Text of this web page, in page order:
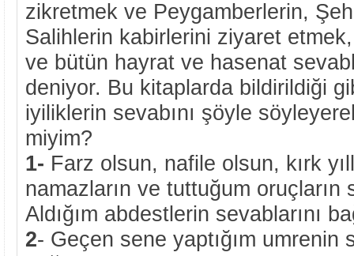
zikretmek ve Peygamberlerin,
Salihlerin kabirlerini ziyaret
ve bütün hayrat ve hasenat
deniyor. Bu kitaplarda bildirildiği
iyiliklerin sevabını şöyle
miyim?
1- Farz olsun, nafile olsun, kırk
namazların ve tuttuğum oruçların
Aldığım abdestlerin sevablarını
2- Geçen sene yaptığım umrenin